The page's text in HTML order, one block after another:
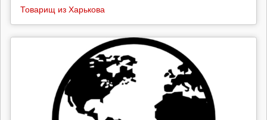
Товарищ из Харькова